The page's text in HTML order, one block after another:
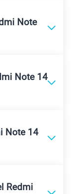
Note
Note 14
Note 14
Redmi